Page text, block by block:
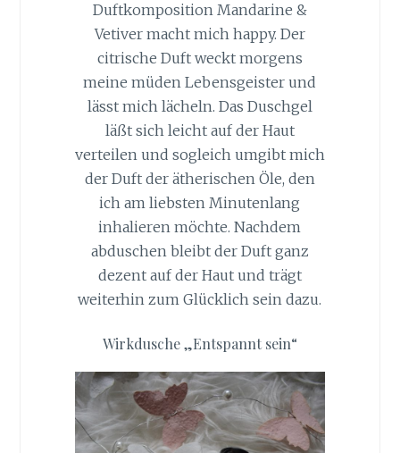
Duftkomposition Mandarine &
Vetiver macht mich happy. Der
citrische Duft weckt morgens
meine müden Lebensgeister und
lässt mich lächeln. Das Duschgel
läßt sich leicht auf der Haut
verteilen und sogleich umgibt mich
der Duft der ätherischen Öle, den
ich am liebsten Minutenlang
inhalieren möchte. Nachdem
abduschen bleibt der Duft ganz
dezent auf der Haut und trägt
weiterhin zum Glücklich sein dazu.
Wirkdusche „Entspannt sein“